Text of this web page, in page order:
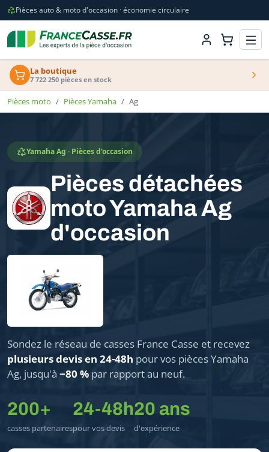
Pièces auto & moto d'occasion · économie circulaire
La boutique
7 722 250 pièces en stock
Pièces moto Pièces Yamaha Ag
Yamaha Ag · Pièces d'occasion
Pièces détachées
moto Yamaha Ag
d'occasion
Sondez le réseau de casses France Casse et recevez
plusieurs devis en 24-48h pour vos pièces Yamaha
Ag, jusqu'à −80 % par rapport au neuf.
200+
casses partenaires
24-48h
pour vos devis
20 ans
d'expérience